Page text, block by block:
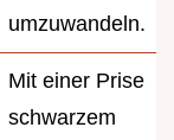
umzuwandeln.
Mit einer Prise
schwarzem